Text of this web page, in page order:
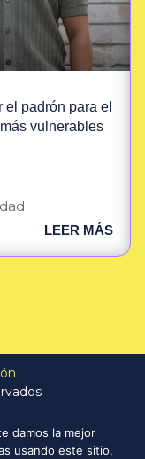
padrón para el
vulnerables
LEER MÁS
damos la mejor
usando este sitio,